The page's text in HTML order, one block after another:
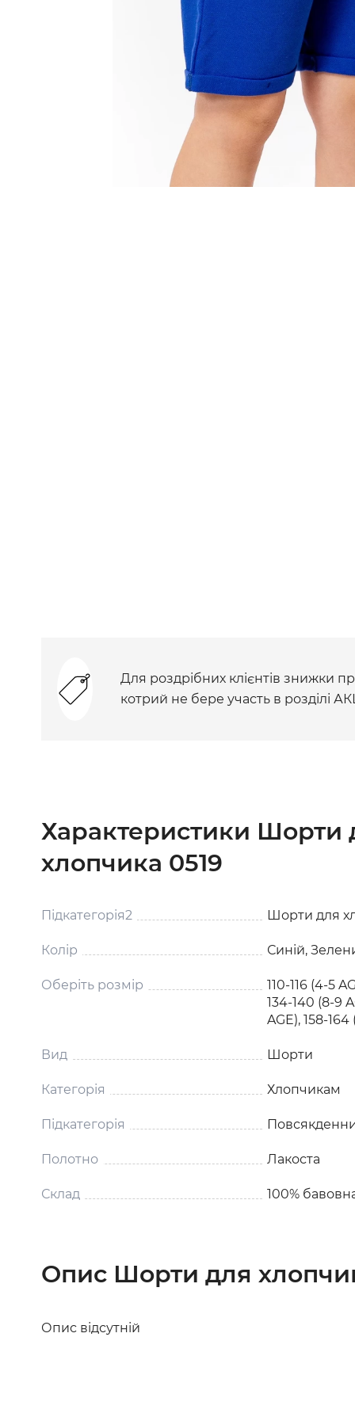
Для роздрібних клієнтів знижки
котрий не бере участь в розділі
Характеристики Шорти
хлопчика 0519
Підкатегорія2 Шорти для
Колір Синій,
Оберіть розмір
110-116 (4-5
134-140 (8-9
AGE), 158-164
Вид Шорти
Категорія Хлопчикам
Підкатегорія
Полотно Лакоста
Склад 100%
Опис Шорти для
Опис відсутній